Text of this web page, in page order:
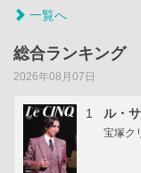
一覧へ
総合ランキング
2026年08月07日
1 ル・
宝塚ク